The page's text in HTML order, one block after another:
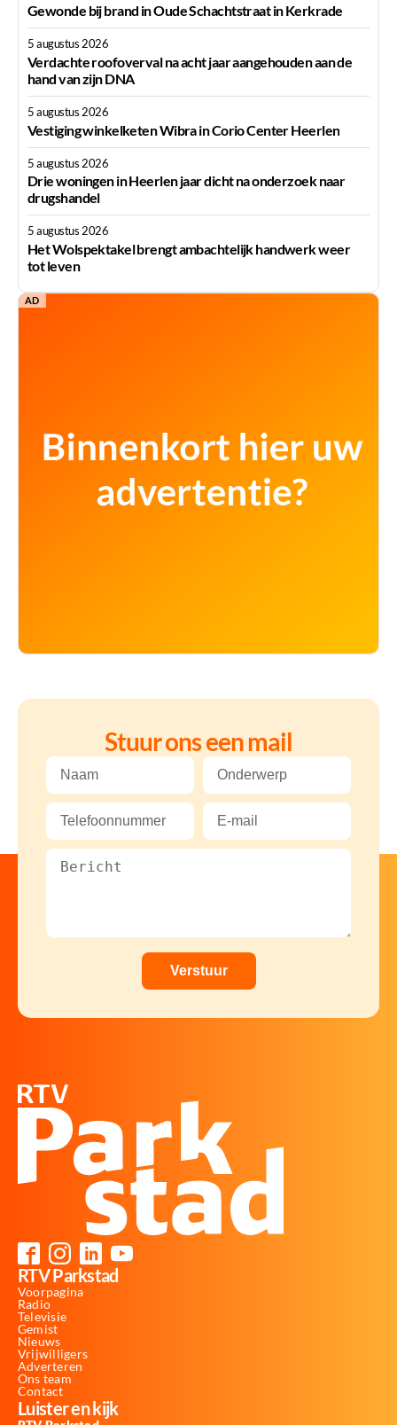
Gewonde bij brand in Oude Schachtstraat in Kerkrade
5 augustus 2026
Verdachte roofoverval na acht jaar aangehouden aan de
hand van zijn DNA
5 augustus 2026
Vestiging winkelketen Wibra in Corio Center Heerlen
5 augustus 2026
Drie woningen in Heerlen jaar dicht na onderzoek naar
drugshandel
5 augustus 2026
Het Wolspektakel brengt ambachtelijk handwerk weer
tot leven
AD
Stuur ons een mail
RTV Parkstad
Voorpagina
Radio
Televisie
Gemist
Nieuws
Vrijwilligers
Adverteren
Ons team
Contact
Luister en kijk